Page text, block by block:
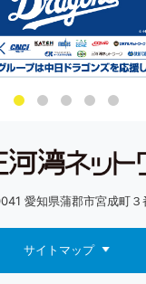
愛知県蒲郡市宮成町３
サイトマップ